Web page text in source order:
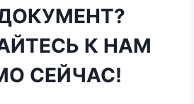
К НАМ
СЕЙЧАС!